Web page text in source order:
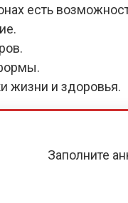
есть
жизни и здоровья.
Заполните